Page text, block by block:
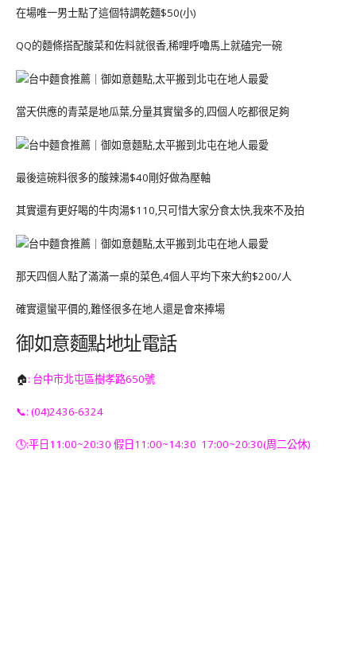
在場唯一男士點了這個特調乾麵$50(小)
QQ的麵條搭配酸菜和佐料就很香,稀哩呼嚕馬上就磕完一碗
當天供應的青菜是地瓜葉,分量其實蠻多的,四個人吃都很足夠
最後這碗料很多的酸辣湯$40剛好做為壓軸
其實還有更好喝的牛肉湯$110,只可惜大家分食太快,我來不及拍
那天四個人點了滿滿一桌的菜色,4個人平均下來大約$200/人
確實還蠻平價的,難怪很多在地人還是會來捧場
御如意麵點地址電話
🏠: 台中市北屯區樹孝路650號
📞: (04)2436-6324
🕓:平日11:00~20:30 假日11:00~14:30 17:00~20:30(周二公休)